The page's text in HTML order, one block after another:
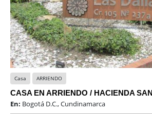
Casa ARRIENDO
En: Bogotá D.C., Cundinamarca